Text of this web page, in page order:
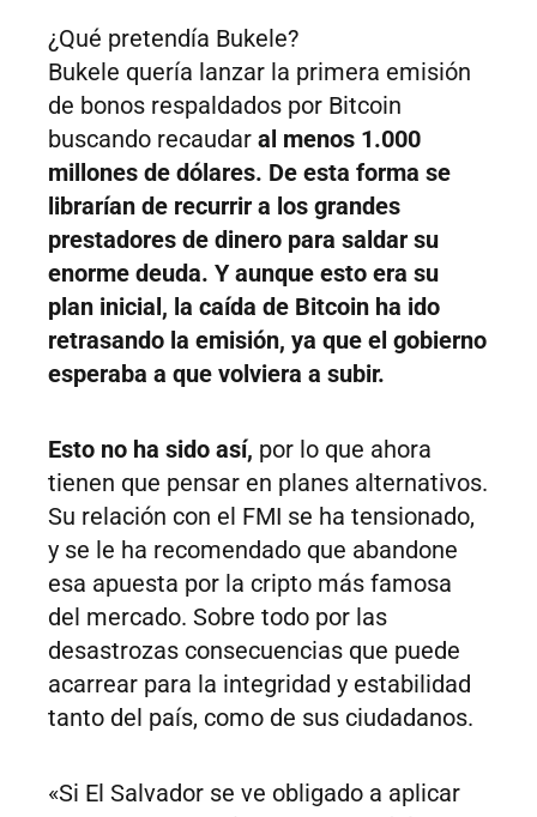
¿Qué pretendía Bukele?
Bukele quería lanzar la primera emisión
de bonos respaldados por Bitcoin
buscando recaudar al menos 1.000
millones de dólares. De esta forma se
librarían de recurrir a los grandes
prestadores de dinero para saldar su
enorme deuda. Y aunque esto era su
plan inicial, la caída de Bitcoin ha ido
retrasando la emisión, ya que el gobierno
esperaba a que volviera a subir.
Esto no ha sido así, por lo que ahora
tienen que pensar en planes alternativos.
Su relación con el FMI se ha tensionado,
y se le ha recomendado que abandone
esa apuesta por la cripto más famosa
del mercado. Sobre todo por las
desastrozas consecuencias que puede
acarrear para la integridad y estabilidad
tanto del país, como de sus ciudadanos.
«Si El Salvador se ve obligado a aplicar